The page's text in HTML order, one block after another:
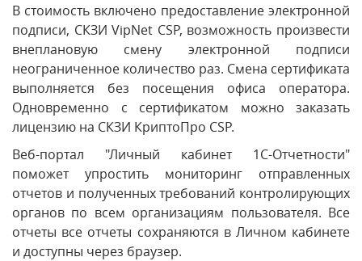
В стоимость включено предоставление электронной
подписи, СКЗИ VipNet CSP, возможность произвести
внеплановую смену электронной подписи
неограниченное количество раз. Смена сертификата
выполняется без посещения офиса оператора.
Одновременно с сертификатом можно заказать
лицензию на СКЗИ КриптоПро CSP.
Веб-портал "Личный кабинет 1С-Отчетности"
поможет упростить мониторинг отправленных
отчетов и полученных требований контролирующих
органов по всем организациям пользователя. Все
отчеты все отчеты сохраняются в Личном кабинете
и доступны через браузер.